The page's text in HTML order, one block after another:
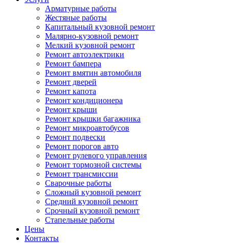
Арматурные работы
Жестяные работы
Капитальный кузовной ремонт
Малярно-кузовной ремонт
Мелкий кузовной ремонт
Ремонт автоэлектрики
Ремонт бампера
Ремонт вмятин автомобиля
Ремонт дверей
Ремонт капота
Ремонт кондиционера
Ремонт крыши
Ремонт крышки багажника
Ремонт микроавтобусов
Ремонт подвески
Ремонт порогов авто
Ремонт рулевого управления
Ремонт тормозной системы
Ремонт трансмиссии
Сварочные работы
Сложный кузовной ремонт
Средний кузовной ремонт
Срочный кузовной ремонт
Стапельные работы
Цены
Контакты